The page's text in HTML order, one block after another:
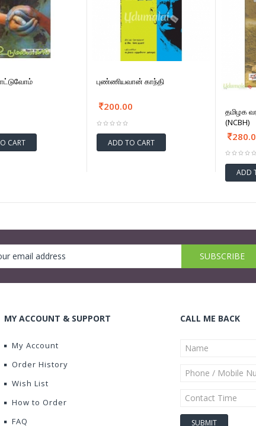
CART
புண்ணியவான் காந்தி
200.00
ADD TO CART
தமிழக
(NCBH)
ADD
MY ACCOUNT & SUPPORT
My Account
Order History
Wish List
How to Order
FAQ
CALL ME BACK